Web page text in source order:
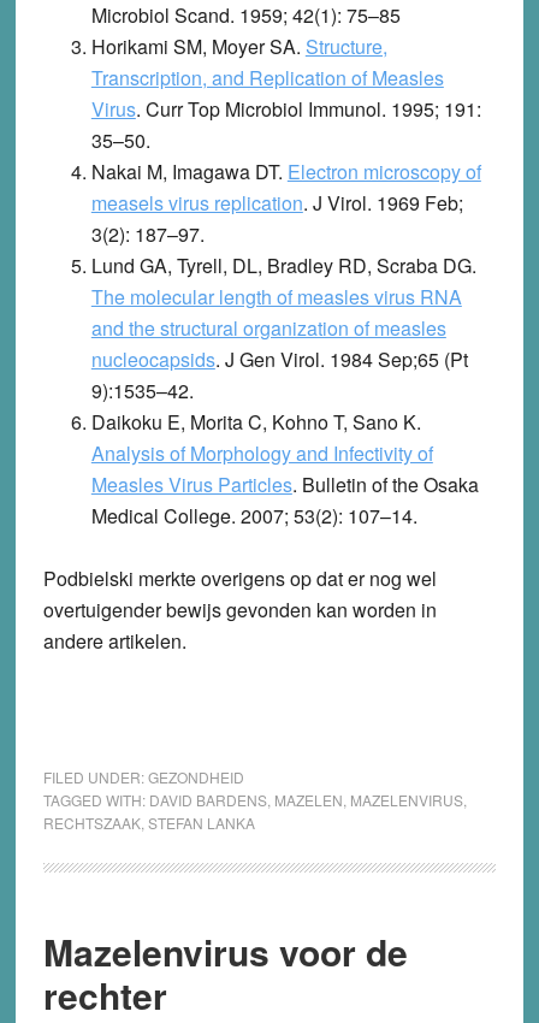
Microbiol Scand. 1959; 42(1): 75–85
Horikami SM, Moyer SA. Structure,
Transcription, and Replication of Measles
Virus. Curr Top Microbiol Immunol. 1995; 191:
35–50.
Nakai M, Imagawa DT. Electron microscopy of
measels virus replication. J Virol. 1969 Feb;
3(2): 187–97.
Lund GA, Tyrell, DL, Bradley RD, Scraba DG.
The molecular length of measles virus RNA
and the structural organization of measles
nucleocapsids. J Gen Virol. 1984 Sep;65 (Pt
9):1535–42.
Daikoku E, Morita C, Kohno T, Sano K.
Analysis of Morphology and Infectivity of
Measles Virus Particles. Bulletin of the Osaka
Medical College. 2007; 53(2): 107–14.
Podbielski merkte overigens op dat er nog wel
overtuigender bewijs gevonden kan worden in
andere artikelen.
FILED UNDER:GEZONDHEID
TAGGED WITH: DAVID BARDENS, MAZELEN MAZELENVIRUS,
RECHTSZAAK, STEFAN LANKA
Mazelenvirus voor de
rechter